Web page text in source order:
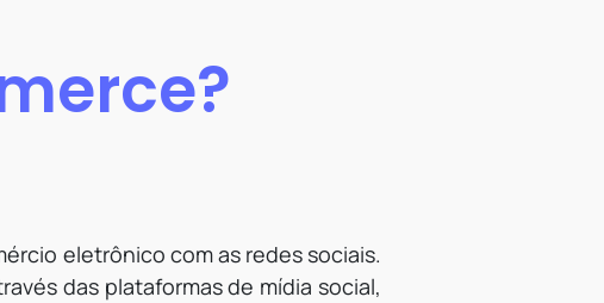
eletrônico com as redes sociais.
das plataformas de mídia social,